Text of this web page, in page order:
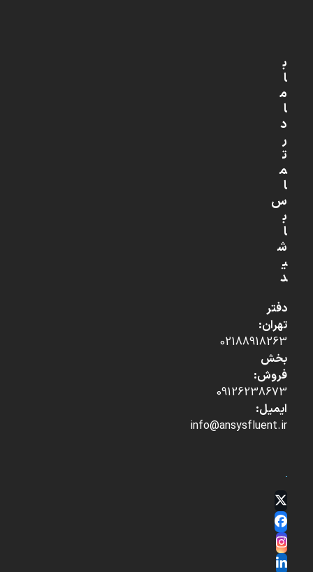
ب
ا
م
ا
د
ر
ت
م
ا
س
ب
ا
ش
ی
د
دفتر
تهران:
02188918263
بخش
فروش:
09126238673
ایمیل:
info@ansysfluent.ir
Twitter
(deprecated)
Facebook
Instagram